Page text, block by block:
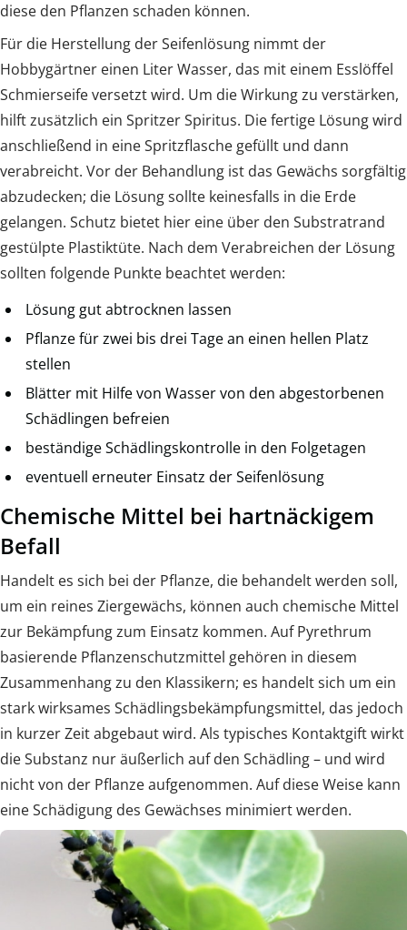
diese den Pflanzen schaden können.
Für die Herstellung der Seifenlösung nimmt der
Hobbygärtner einen Liter Wasser, das mit einem Esslöffel
Schmierseife versetzt wird. Um die Wirkung zu verstärken,
hilft zusätzlich ein Spritzer Spiritus. Die fertige Lösung wird
anschließend in eine Spritzflasche gefüllt und dann
verabreicht. Vor der Behandlung ist das Gewächs sorgfältig
abzudecken; die Lösung sollte keinesfalls in die Erde
gelangen. Schutz bietet hier eine über den Substratrand
gestülpte Plastiktüte. Nach dem Verabreichen der Lösung
sollten folgende Punkte beachtet werden:
Lösung gut abtrocknen lassen
Pflanze für zwei bis drei Tage an einen hellen Platz
stellen
Blätter mit Hilfe von Wasser von den abgestorbenen
Schädlingen befreien
beständige Schädlingskontrolle in den Folgetagen
eventuell erneuter Einsatz der Seifenlösung
Chemische Mittel bei hartnäckigem
Befall
Handelt es sich bei der Pflanze, die behandelt werden soll,
um ein reines Ziergewächs, können auch chemische Mittel
zur Bekämpfung zum Einsatz kommen. Auf Pyrethrum
basierende Pflanzenschutzmittel gehören in diesem
Zusammenhang zu den Klassikern; es handelt sich um ein
stark wirksames Schädlingsbekämpfungsmittel, das jedoch
in kurzer Zeit abgebaut wird. Als typisches Kontaktgift wirkt
die Substanz nur äußerlich auf den Schädling – und wird
nicht von der Pflanze aufgenommen. Auf diese Weise kann
eine Schädigung des Gewächses minimiert werden.